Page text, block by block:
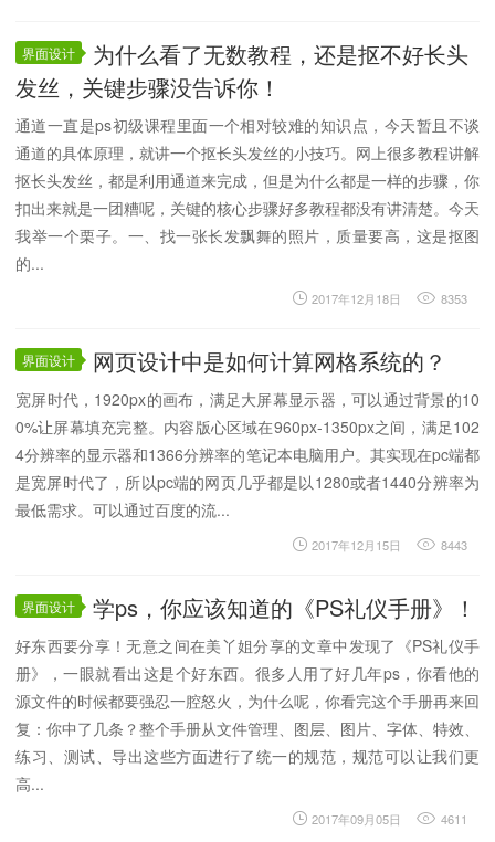
界面设计
为什么看了无数教程，还是抠不好长头
发丝，关键步骤没告诉你！
通道一直是ps初级课程里面一个相对较难的知识点，今天暂且不谈
通道的具体原理，就讲一个抠长头发丝的小技巧。网上很多教程讲解
抠长头发丝，都是利用通道来完成，但是为什么都是一样的步骤，你
扣出来就是一团糟呢，关键的核心步骤好多教程都没有讲清楚。今天
我举一个栗子。一、找一张长发飘舞的照片，质量要高，这是抠图
的...
2017年12月18日 8353
界面设计 网页设计中是如何计算网格系统的？
宽屏时代，1920px的画布，满足大屏幕显示器，可以通过背景的10
0%让屏幕填充完整。内容版心区域在960px-1350px之间，满足102
4分辨率的显示器和1366分辨率的笔记本电脑用户。其实现在pc端都
是宽屏时代了，所以pc端的网页几乎都是以1280或者1440分辨率为
最低需求。可以通过百度的流...
2017年12月15日 8443
界面设计 学ps，你应该知道的《PS礼仪手册》！
好东西要分享！无意之间在美丫姐分享的文章中发现了《PS礼仪手
册》，一眼就看出这是个好东西。很多人用了好几年ps，你看他的
源文件的时候都要强忍一腔怒火，为什么呢，你看完这个手册再来回
复：你中了几条？整个手册从文件管理、图层、图片、字体、特效、
练习、测试、导出这些方面进行了统一的规范，规范可以让我们更
高...
2017年09月05日 4611